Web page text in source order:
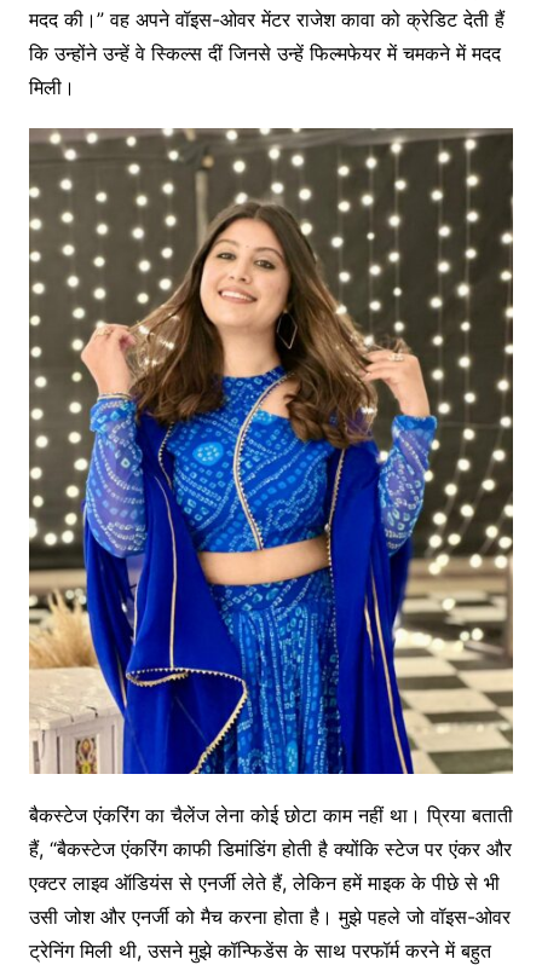
मदद की।” वह अपने वॉइस-ओवर मेंटर राजेश कावा को क्रेडिट देती हैं
कि उन्होंने उन्हें वे स्किल्स दीं जिनसे उन्हें फिल्मफेयर में चमकने में मदद
मिली।
बैकस्टेज एंकरिंग का चैलेंज लेना कोई छोटा काम नहीं था। प्रिया बताती
हैं, “बैकस्टेज एंकरिंग काफी डिमांडिंग होती है क्योंकि स्टेज पर एंकर और
एक्टर लाइव ऑडियंस से एनर्जी लेते हैं, लेकिन हमें माइक के पीछे से भी
उसी जोश और एनर्जी को मैच करना होता है। मुझे पहले जो वॉइस-ओवर
ट्रेनिंग मिली थी, उसने मुझे कॉन्फिडेंस के साथ परफॉर्म करने में बहुत